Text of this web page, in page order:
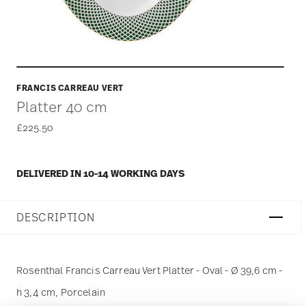
FRANCIS CARREAU VERT
Platter 40 cm
£225.50
DELIVERED IN 10-14 WORKING DAYS
DESCRIPTION
Rosenthal Francis Carreau Vert Platter - Oval - Ø 39,6 cm -
h 3,4 cm, Porcelain